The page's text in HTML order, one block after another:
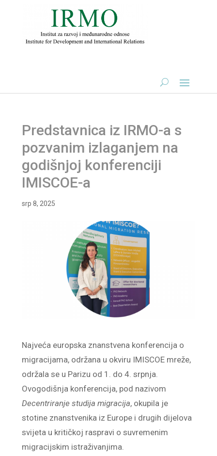
Predstavnica iz IRMO-a s
pozvanim izlaganjem na
godišnjoj konferenciji
IMISCOE-a
srp 8, 2025
Najveća europska znanstvena konferencija o
migracijama, održana u okviru IMISCOE mreže,
održala se u Parizu od 1. do 4. srpnja.
Ovogodišnja konferencija, pod nazivom
Decentriranje studija migracija, okupila je
stotine znanstvenika iz Europe i drugih dijelova
svijeta u kritičkoj raspravi o suvremenim
migracijskim istraživanjima.